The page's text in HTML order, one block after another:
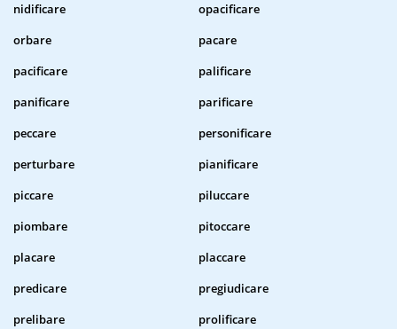
nidificare
opacificare
orbare
pacare
pacificare
palificare
panificare
parificare
peccare
personificare
perturbare
pianificare
piccare
piluccare
piombare
pitoccare
placare
placcare
predicare
pregiudicare
prelibare
prolificare